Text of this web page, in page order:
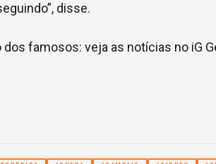
disse.
famosos: veja as notícias no iG